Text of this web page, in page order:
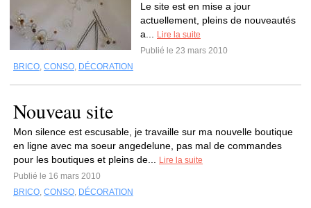
Le site est en mise a jour
actuellement, pleins de nouveautés
a...
Lire la suite
Publié le 23 mars 2010
BRICO, CONSO, DÉCORATION
Nouveau site
Mon silence est escusable, je travaille sur ma nouvelle boutique
en ligne avec ma soeur angedelune, pas mal de commandes
pour les boutiques et pleins de...
Lire la suite
Publié le 16 mars 2010
BRICO, CONSO, DÉCORATION